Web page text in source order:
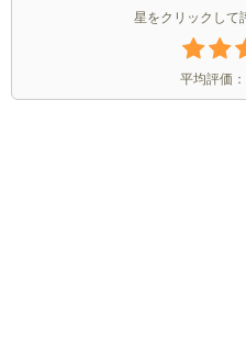
星をクリックして
平均評価：